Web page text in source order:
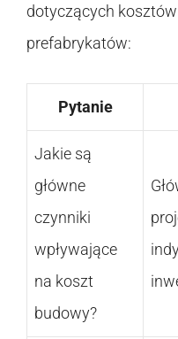
dotyczących
prefabrykatów:
Pytanie
Jakie są
główne
czynniki
wpływające
na koszt
budowy?